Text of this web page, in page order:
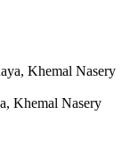
Khemal Nasery